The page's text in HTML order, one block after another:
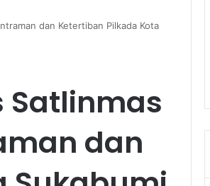
dan Ketertiban Pilkada Kota
Satlinmas
dan